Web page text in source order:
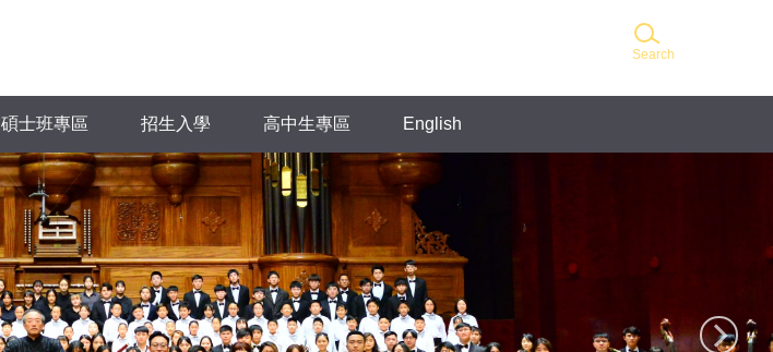
Search
碩士班專區 招生入學 高中生專區 English